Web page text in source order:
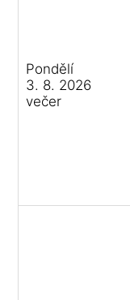
Pondělí
3. 8. 2026
večer